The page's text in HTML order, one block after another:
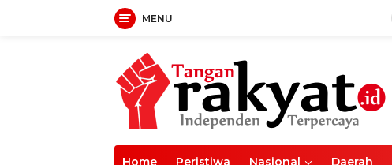
MENU
Home Peristiwa Nasional Daerah